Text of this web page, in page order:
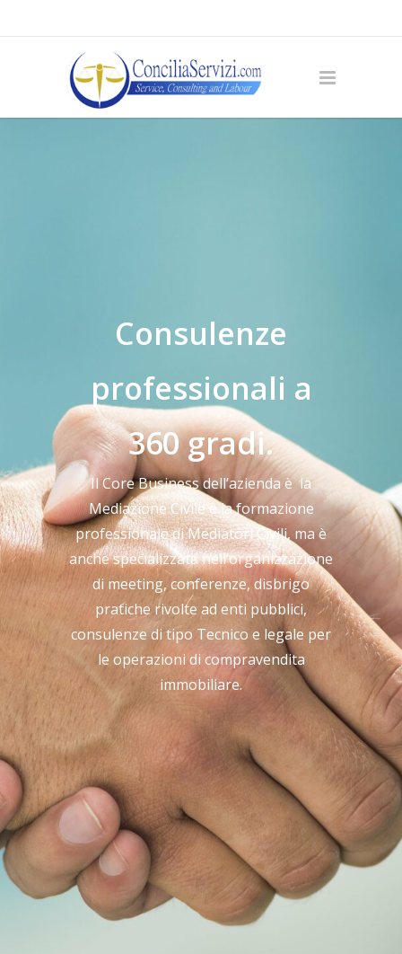
Consulenze
professionali a
360 gradi.
Il Core Business dell’azienda è la
Mediazione Civile e la formazione
professionale di Mediatori Civili, ma è
anche specializzata nell’organizzazione
di meeting, conferenze, disbrigo
pratiche rivolte ad enti pubblici,
consulenze di tipo Tecnico e legale per
le operazioni di compravendita
immobiliare.